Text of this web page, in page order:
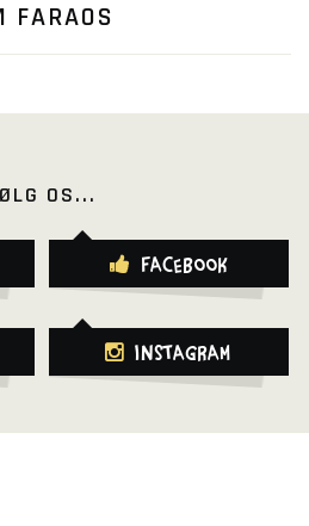
FARAOS
OS...
Facebook
Instagram